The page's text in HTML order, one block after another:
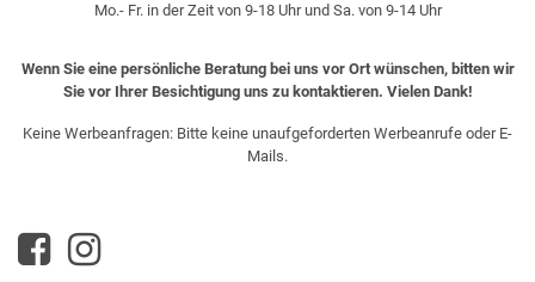
Mo.- Fr. in der Zeit von 9-18 Uhr und Sa. von 9-14 Uhr
Wenn Sie eine persönliche Beratung bei uns vor Ort wünschen, bitten wir
Sie vor Ihrer Besichtigung uns zu kontaktieren. Vielen Dank!
Keine Werbeanfragen: Bitte keine unaufgeforderten Werbeanrufe oder E-
Mails.